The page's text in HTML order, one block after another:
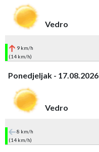
Vedro
9 km/h
(14 km/h)
Ponedjeljak - 17.08.2026
Vedro
8 km/h
(14 km/h)